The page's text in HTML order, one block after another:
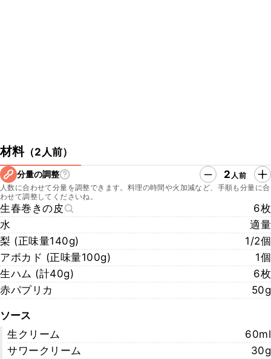
材料（2人前）
分量の調整 2 人前
人数に合わせて分量を調整できます。料理の時間や火加減など、手順も分量に合
わせて調整してくださいね。
生春巻きの皮
6枚
水
適量
梨 (正味量140g)
1/2個
アボカド (正味量100g)
1個
生ハム (計40g)
6枚
赤パプリカ
50g
ソース
生クリーム
60ml
サワークリーム
30g